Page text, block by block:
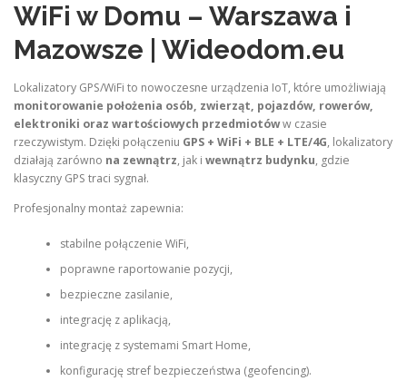
WiFi w Domu – Warszawa i
Mazowsze | Wideodom.eu
Lokalizatory GPS/WiFi to nowoczesne urządzenia IoT, które umożliwiają
monitorowanie położenia osób, zwierząt, pojazdów, rowerów,
elektroniki oraz wartościowych przedmiotóww czasie
rzeczywistym. Dzięki połączeniu GPS + WiFi + BLE + LTE/4G, lokalizatory
działają zarówno na zewnątrz, jak i wewnątrz budynku, gdzie
klasyczny GPS traci sygnał.
Profesjonalny montaż zapewnia:
stabilne połączenie WiFi,
poprawne raportowanie pozycji,
bezpieczne zasilanie,
integrację z aplikacją,
integrację z systemami Smart Home,
konfigurację stref bezpieczeństwa (geofencing).